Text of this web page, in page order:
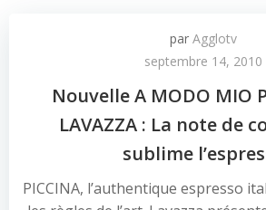
par Agglotv
septembre 14, 2010
Nouvelle A MODO MIO
LAVAZZA : La note de
sublime
PICCINA, l’authentique espresso